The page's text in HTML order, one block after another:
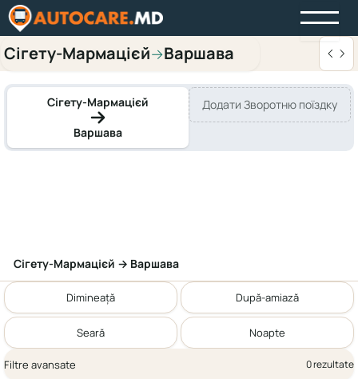
Сігету-Мармацієй→Варшава
Сігету-Мармацієй
Варшава
Додати Зворотню поїздку
Сігету-Мармацієй → Варшава
Dimineață După-amiază
Seară Noapte
Filtre avansate 0 rezultate